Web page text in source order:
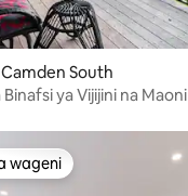
South
ya Vijijini na
wageni
wageni